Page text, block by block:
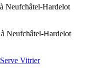
Neufchâtel-Hardelot
Neufchâtel-Hardelot
Vitrier